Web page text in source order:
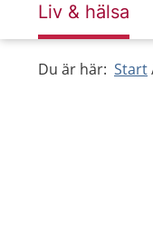
Liv & hälsa
Du är här: Start